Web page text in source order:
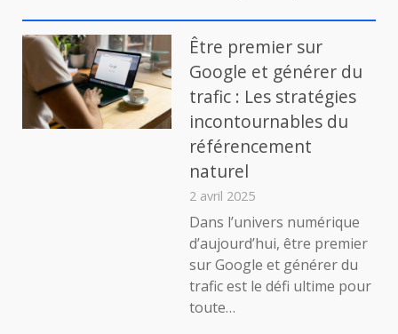
entre
rêve
et
réalité
Être premier sur
Google et générer du
trafic : Les stratégies
incontournables du
référencement
naturel
2 avril 2025
Dans l’univers numérique
d’aujourd’hui, être premier
sur Google et générer du
trafic est le défi ultime pour
toute…